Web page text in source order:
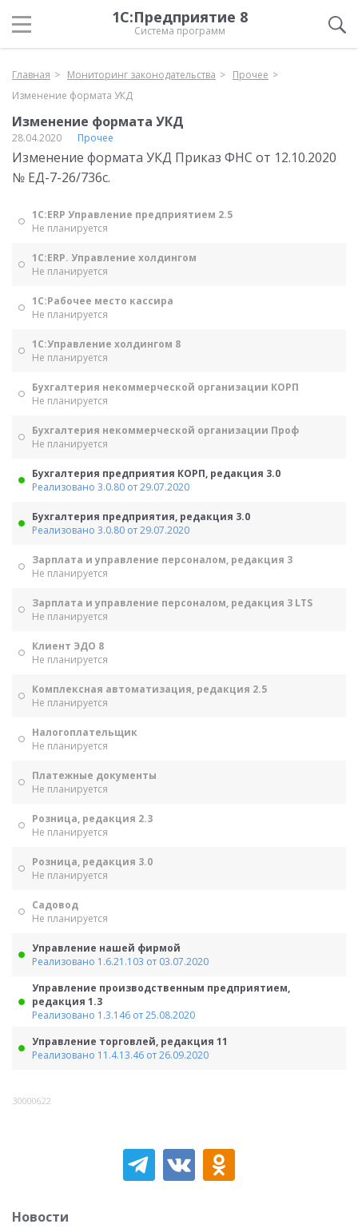
1С:Предприятие 8
Система программ
Главная Мониторинг законодательства
Прочее
Изменение формата УКД
Изменение формата УКД
28.04.2020 Прочее
Изменение формата УКД Приказ ФНС от 12.10.2020
№ ЕД-7-26/736с.
1С:ERP Управление предприятием 2.5
Не планируется
1С:ERP. Управление холдингом
Не планируется
1С:Рабочее место кассира
Не планируется
1С:Управление холдингом 8
Не планируется
Бухгалтерия некоммерческой организации КОРП
Не планируется
Бухгалтерия некоммерческой организации Проф
Не планируется
Бухгалтерия предприятия КОРП, редакция 3.0
Реализовано 3.0.80 от 29.07.2020
Бухгалтерия предприятия, редакция 3.0
Реализовано 3.0.80 от 29.07.2020
Зарплата и управление персоналом, редакция 3
Не планируется
Зарплата и управление персоналом, редакция 3 LTS
Не планируется
Клиент ЭДО 8
Не планируется
Комплексная автоматизация, редакция 2.5
Не планируется
Налогоплательщик
Не планируется
Платежные документы
Не планируется
Розница, редакция 2.3
Не планируется
Розница, редакция 3.0
Не планируется
Садовод
Не планируется
Управление нашей фирмой
Реализовано 1.6.21.103 от 03.07.2020
Управление производственным предприятием,
редакция 1.3
Реализовано 1.3.146 от 25.08.2020
Управление торговлей, редакция 11
Реализовано 11.4.13.46 от 26.09.2020
30000622
Новости